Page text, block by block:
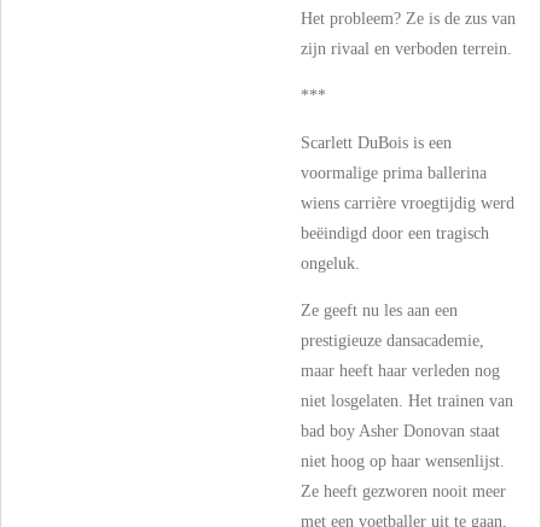
Het probleem? Ze is de zus van
zijn rivaal en verboden terrein.
***
Scarlett DuBois is een
voormalige prima ballerina
wiens carrière vroegtijdig werd
beëindigd door een tragisch
ongeluk.
Ze geeft nu les aan een
prestigieuze dansacademie,
maar heeft haar verleden nog
niet losgelaten. Het trainen van
bad boy Asher Donovan staat
niet hoog op haar wensenlijst.
Ze heeft gezworen nooit meer
met een voetballer uit te gaan,